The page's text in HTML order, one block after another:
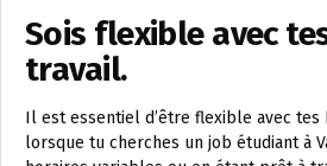
Sois flexible avec
travail.
Il est essentiel d’être flexible avec tes
lorsque tu cherches un job étudiant à